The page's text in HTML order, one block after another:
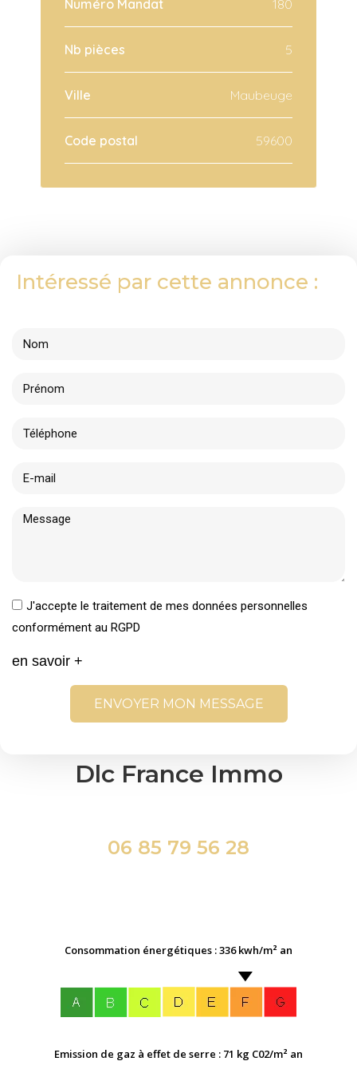
Numéro Mandat 180
Nb pièces 5
Ville Maubeuge
Code postal 59600
Intéressé par cette annonce :
J'accepte le traitement de mes données personnelles
conformément au RGPD
en savoir +
ENVOYER MON MESSAGE
Dlc France Immo
06 85 79 56 28
Consommation énergétiques : 336 kwh/m² an
Emission de gaz à effet de serre : 71 kg C02/m² an